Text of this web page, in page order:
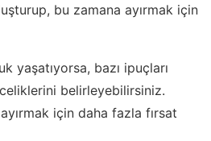
bu zamana ayırmak için
yaşatıyorsa, bazı ipuçları
belirleyebilirsiniz.
için daha fazla fırsat